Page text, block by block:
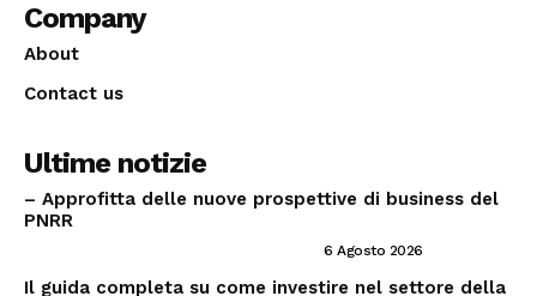
Company
About
Contact us
Ultime notizie
– Approfitta delle nuove prospettive di business del
PNRR
6 Agosto 2026
Il guida completa su come investire nel settore della